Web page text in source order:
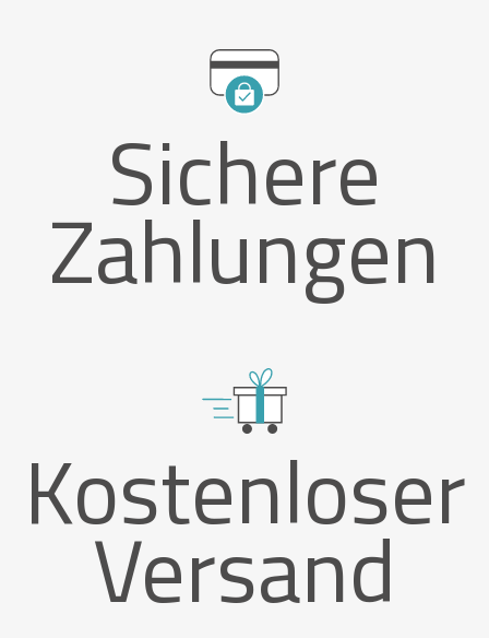
Sichere
Zahlungen
Kostenloser
Versand